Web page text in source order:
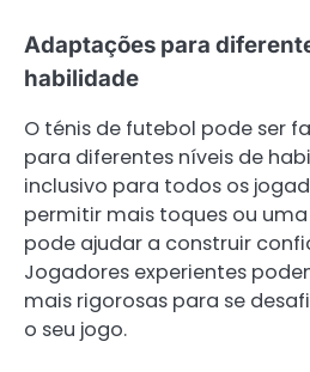
Adaptações para
habilidade
O ténis de futebol pode ser
para diferentes níveis de
inclusivo para todos os
permitir mais toques ou
pode ajudar a construir
Jogadores experientes
mais rigorosas para se
o seu jogo.